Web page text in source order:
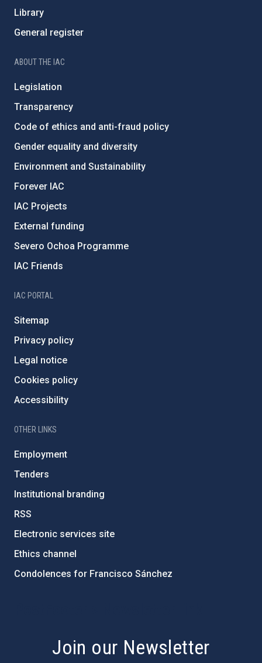
Library
General register
ABOUT THE IAC
Legislation
Transparency
Code of ethics and anti-fraud policy
Gender equality and diversity
Environment and Sustainability
Forever IAC
IAC Projects
External funding
Severo Ochoa Programme
IAC Friends
IAC PORTAL
Sitemap
Privacy policy
Legal notice
Cookies policy
Accessibility
OTHER LINKS
Employment
Tenders
Institutional branding
RSS
Electronic services site
Ethics channel
Condolences for Francisco Sánchez
Join our Newsletter